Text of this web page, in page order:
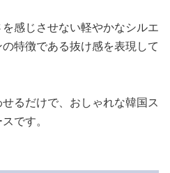
感じさせない軽やかなシルエ
特徴である抜け感を表現して
るだけで、おしゃれな韓国ス
です。